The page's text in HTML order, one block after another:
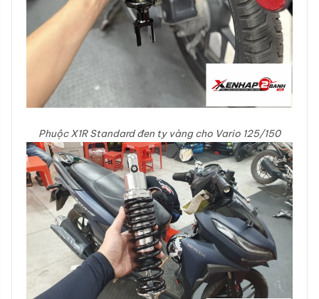
Phuộc X1R Standard đen ty vàng cho Vario 125/150